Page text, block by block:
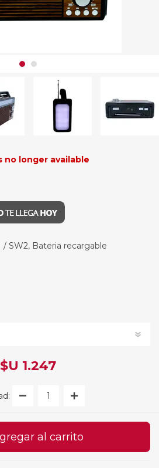
no longer available
/ SW2, Bateria recargable
$U 1.247
al carrito